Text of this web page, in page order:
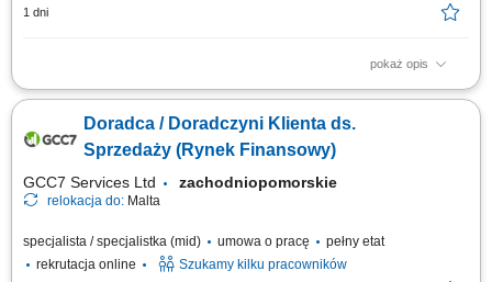
1 dni
pokaż opis
Opis stanowiska pozyskiwanie informacji o potencjalnych klientach i
oraz budowanie zainteresowania ofertą, współpraca z zespołem
sprzedaży w zakresie przygotowywania nowych możliwości biznesowych,
Doradca / Doradczyni Klienta ds.
Sprzedaży (Rynek Finansowy)
GCC7 Services Ltd zachodniopomorskie
relokacja do: Malta
specjalista / specjalistka (mid) umowa o pracę
pełny etat
rekrutacja online
Szukamy kilku pracowników